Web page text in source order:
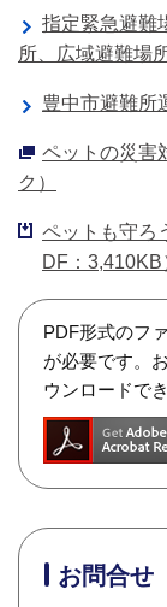
指定緊急避難
所、広域避難場
豊中市避難所
ペットの災害
ク）
ペットも守ろ
DF：3,410KB
PDF形式のフ
が必要です。
ウンロードでき
お問合せ